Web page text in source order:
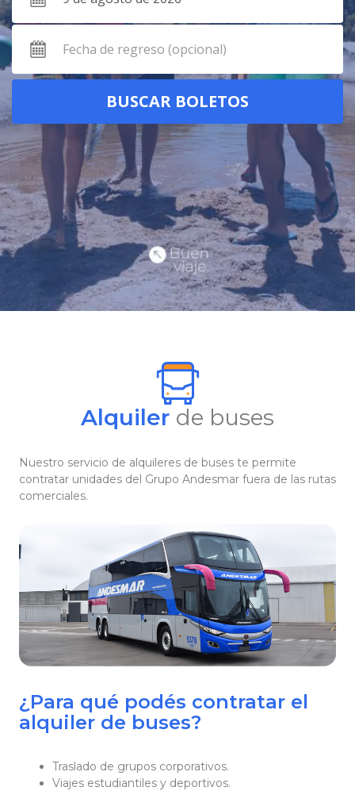
Alquiler de buses
Nuestro servicio de alquileres de buses te permite
contratar unidades del Grupo Andesmar fuera de las rutas
comerciales.
¿Para qué podés contratar el
alquiler de buses?
Traslado de grupos corporativos.
Viajes estudiantiles y deportivos.